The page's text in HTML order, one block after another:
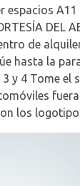
de
hasta la
3 y 4 Tome
los